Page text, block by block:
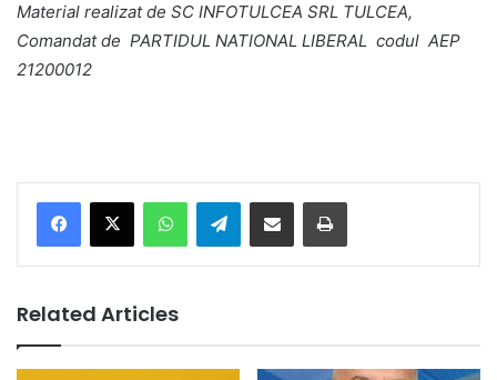
Material realizat de SC INFOTULCEA SRL TULCEA,
Comandat de PARTIDUL NATIONAL LIBERAL codul AEP
21200012
Telegram
Related Articles